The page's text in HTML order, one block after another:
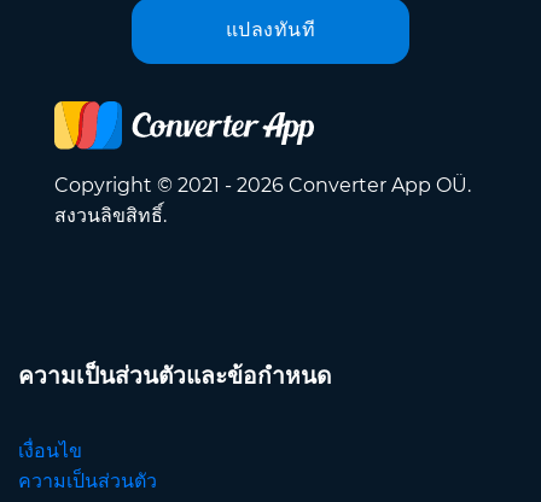
แปลงทันที
Copyright © 2021 - 2026 Converter App OÜ.
สงวนลิขสิทธิ์.
ความเป็นส่วนตัวและข้อกำหนด
เงื่อนไข
ความเป็นส่วนตัว